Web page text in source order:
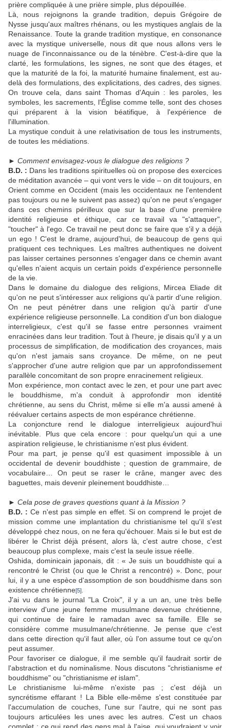
prière compliquée à une prière simple, plus dépouillée.
Là, nous rejoignons la grande tradition, depuis Grégoire de
Nysse jusqu'aux maîtres rhénans, ou les mystiques anglais de la
Renaissance. Toute la grande tradition mystique, en consonance
avec la mystique universelle, nous dit que nous allons vers le
nuage de l'inconnaissance ou de la ténèbre. C'est-à-dire que la
clarté, les formulations, les signes, ne sont que des étages, et
que la maturité de la foi, la maturité humaine finalement, est au-
delà des formulations, des explicitations, des cadres, des signes.
On trouve cela, dans saint Thomas d'Aquin : les paroles, les
symboles, les sacrements, l'Église comme telle, sont des choses
qui préparent à la vision béatifique, à l'expérience de
l'illumination.
La mystique conduit à une relativisation de tous les instruments,
de toutes les médiations.
► Comment envisagez-vous le dialogue des religions ?
B.D. : Dans les traditions spirituelles où on propose des exercices
de méditation avancée – qui vont vers le vide – on dit toujours, en
Orient comme en Occident (mais les occidentaux ne l'entendent
pas toujours ou ne le suivent pas assez) qu'on ne peut s'engager
dans ces chemins périlleux que sur la base d'une première
identité religieuse et éthique, car ce travail va "s'attaquer",
"toucher" à l'ego. Ce travail ne peut donc se faire que s'il y a déjà
un ego ! C'est le drame, aujourd'hui, de beaucoup de gens qui
pratiquent ces techniques. Les maîtres authentiques ne doivent
pas laisser certaines personnes s'engager dans ce chemin avant
qu'elles n'aient acquis un certain poids d'expérience personnelle
de la vie.
Dans le domaine du dialogue des religions, Mircea Eliade dit
qu'on ne peut s'intéresser aux religions qu'à partir d'une religion.
On ne peut pénétrer dans une religion qu'à partir d'une
expérience religieuse personnelle. La condition d'un bon dialogue
interreligieux, c'est qu'il se fasse entre personnes vraiment
enracinées dans leur tradition. Tout à l'heure, je disais qu'il y a un
processus de simplification, de modification des croyances, mais
qu'on n'est jamais sans croyance. De même, on ne peut
s'approcher d'une autre religion que par un approfondissement
parallèle concomitant de son propre enracinement religieux.
Mon expérience, mon contact avec le zen, et pour une part avec
le bouddhisme, m'a conduit à approfondir mon identité
chrétienne, au sens du Christ, même si elle m'a aussi amené à
réévaluer certains aspects de mon espérance chrétienne.
La conjoncture rend le dialogue interreligieux aujourd'hui
inévitable. Plus que cela encore : pour quelqu'un qui a une
aspiration religieuse, le christianisme n'est plus évident.
Pour ma part, je pense qu'il est quasiment impossible à un
occidental de devenir bouddhiste ; question de grammaire, de
vocabulaire… On peut se raser le crâne, manger avec des
baguettes, mais devenir pleinement bouddhiste…
► Cela pose de graves questions quant à la Mission ?
B.D. : Ce n'est pas simple en effet. Si on comprend le projet de
mission comme une implantation du christianisme tel qu'il s'est
développé chez nous, on ne fera qu'échouer. Mais si le but est de
libérer le Christ déjà présent, alors là, c'est autre chose, c'est
beaucoup plus complexe, mais c'est la seule issue réelle.
Oshida, dominicain japonais, dit : « Je suis un bouddhiste qui a
rencontré le Christ (ou que le Christ a rencontré) ». Donc, pour
lui, il y a une espèce d'assomption de son bouddhisme dans son
existence chrétienne[5]
J'ai vu dans le journal "La Croix", il y a un an, une très belle
interview d'une jeune femme musulmane devenue chrétienne,
qui continue de faire le ramadan avec sa famille. Elle se
considère comme musulmane/chrétienne. Je pense que c'est
dans cette direction qu'il faut aller, où l'on assume tout ce qu'on
peut assumer.
Pour favoriser ce dialogue, il me semble qu'il faudrait sortir de
l'abstraction et du nominalisme. Nous discutons "christianisme et
bouddhisme" ou "christianisme etislam".
Le christianisme lui-même n'existe pas ; c'est déjà un
syncrétisme effarant ! La Bible elle-même s'est constituée par
l'accumulation de couches, l'une sur l'autre, qui ne sont pas
toujours articulées les unes avec les autres. C'est un chaos